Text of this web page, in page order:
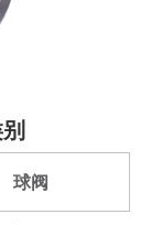
球阀